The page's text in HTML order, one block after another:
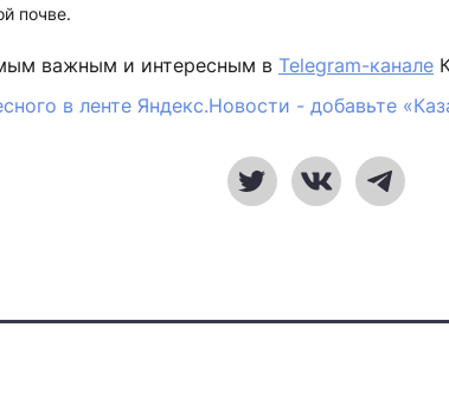
почве.
важным и интересным в Telegram-канале
в ленте Яндекс.Новости - добавьте